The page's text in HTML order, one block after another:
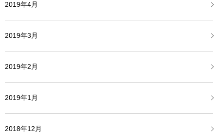
2019年4月
2019年3月
2019年2月
2019年1月
2018年12月